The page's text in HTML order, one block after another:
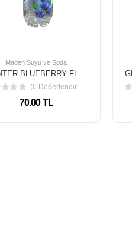
Maden Suyu ve Soda
GLİNTER BLUEBERRY FLAVOUR 350 ML
(0 Değerlendirme)
70.00 TL